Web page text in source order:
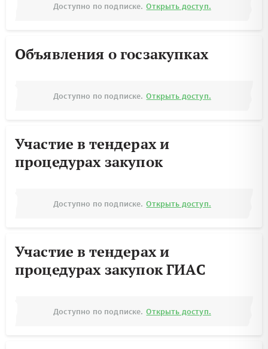
Доступно по подписке. Открыть доступ.
Объявления о госзакупках
Доступно по подписке. Открыть доступ.
Участие в тендерах и
процедурах закупок
Доступно по подписке. Открыть доступ.
Участие в тендерах и
процедурах закупок ГИАС
Доступно по подписке. Открыть доступ.